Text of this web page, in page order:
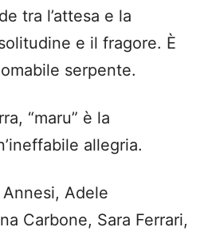
tra l’attesa e la
e il fragore. È
serpente.
“maru” è la
allegria.
Adele
Carbone, Sara Ferrari,